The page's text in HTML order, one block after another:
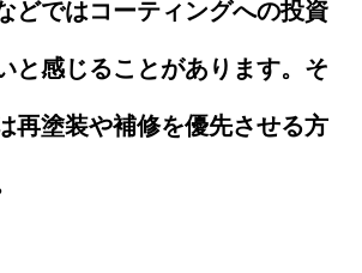
どではコーティングへの投資
と感じることがあります。そ
再塗装や補修を優先させる方